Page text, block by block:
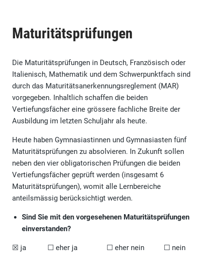
Maturitätsprüfungen
Die Maturitätsprüfungen in Deutsch, Französisch oder
Italienisch, Mathematik und dem Schwerpunktfach sind
durch das Maturitätsanerkennungsreglement (MAR)
vorgegeben. Inhaltlich schaffen die beiden
Vertiefungsfächer eine grössere fachliche Breite der
Ausbildung im letzten Schuljahr als heute.
Heute haben Gymnasiastinnen und Gymnasiasten fünf
Maturitätsprüfungen zu absolvieren. In Zukunft sollen
neben den vier obligatorischen Prüfungen die beiden
Vertiefungsfächer geprüft werden (insgesamt 6
Maturitätsprüfungen), womit alle Lernbereiche
anteilsmässig berücksichtigt werden.
Sind Sie mit den vorgesehenen Maturitätsprüfungen
einverstanden?
☒ ja ☐ eher ja ☐ eher nein ☐ nein